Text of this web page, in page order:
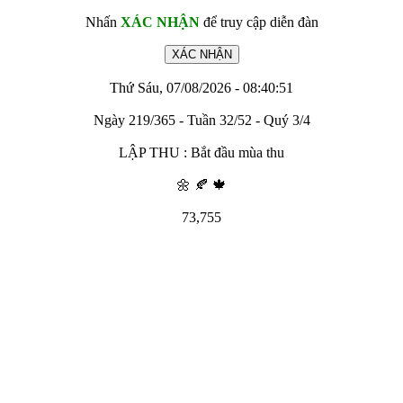
Nhấn XÁC NHẬNđể truy cập diễn đàn
Thứ Sáu, 07/08/2026 - 08:40:51
Ngày 219/365 - Tuần 32/52 - Quý 3/4
LẬP THU : Bắt đầu mùa thu
🌼 🍂 🍁
73,755